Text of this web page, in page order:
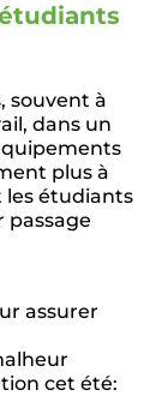
souvent à
dans un
plus à
les étudiants
passage
assurer
cet été: